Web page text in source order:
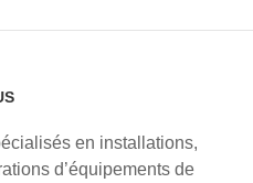
en installations,
d’équipements de